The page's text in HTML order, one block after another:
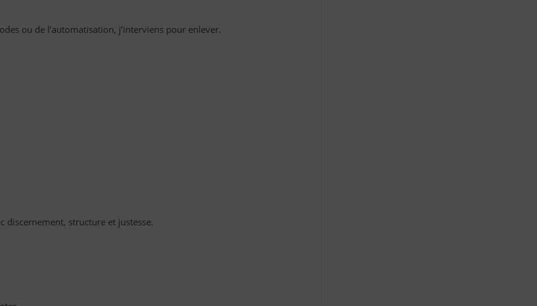
ou de l’automatisation, j’interviens pour enlever.
discernement, structure et justesse.